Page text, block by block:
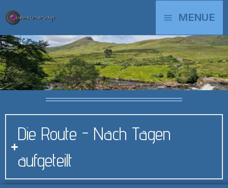
Zum
Inhalt
springen
MAIN
MENU
MENUE
Die Route - Nach Tagen
aufgeteilt